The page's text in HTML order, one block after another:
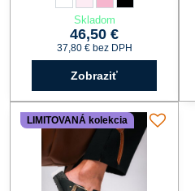
Skladom
46,50 €
37,80 € bez DPH
Zobraziť
LIMITOVANÁ kolekcia